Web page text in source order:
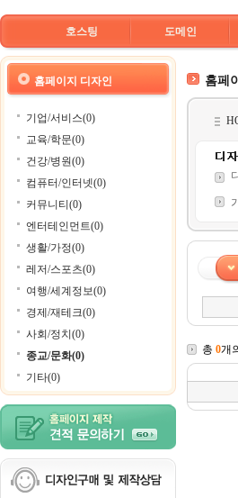
호스팅 도메인
홈페이지 디자인
기업/서비스(0)
교육/학문(0)
건강/병원(0)
컴퓨터/인터넷(0)
커뮤니티(0)
엔터테인먼트(0)
생활/가정(0)
레저/스포츠(0)
여행/세계정보(0)
경제/재테크(0)
사회/정치(0)
종교/문화(0)
기타(0)
홈페
총 0개